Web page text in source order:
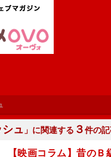
ュ 」に関連する ３件の
【映画コラム】昔のＢ